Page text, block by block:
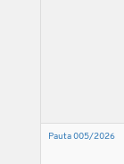
Pauta 005/2026